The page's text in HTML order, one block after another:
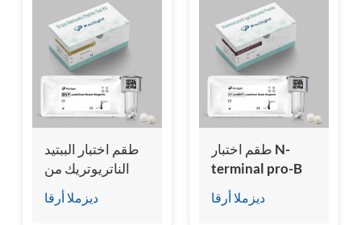
طقم اختبار الببتيد
الناتريوتريك من
النوع B (المقايسة
المناعية المتجانسة
ديزملا أرقا
طقم اختبار N-
terminal pro-B
من النوع
Natriuretic
ديزملا أرقا